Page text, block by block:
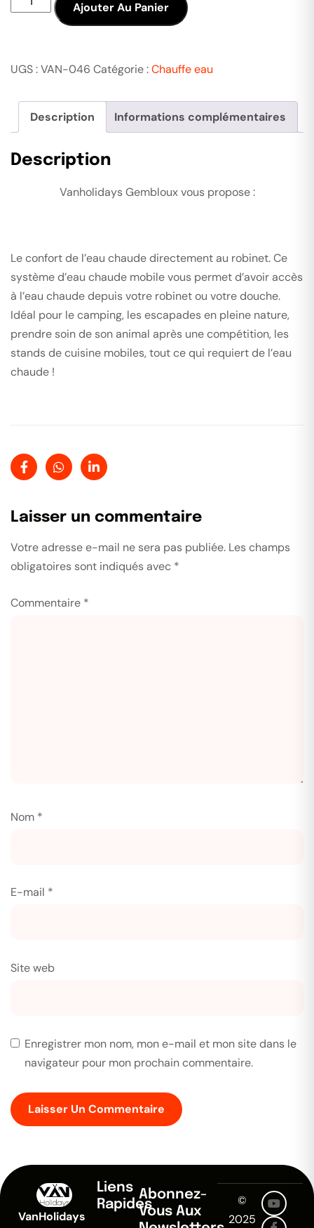
Ajouter Au Panier
UGS :VAN-046 Catégorie :Chauffe eau
Description Informations complémentaires
Description
Vanholidays Gembloux vous propose :
Le confort de l’eau chaude directement au robinet. Ce
système d’eau chaude mobile vous permet d’avoir accès
à l’eau chaude depuis votre robinet ou votre douche.
Idéal pour le camping, les escapades en pleine nature,
prendre soin de son animal après une compétition, les
stands de cuisine mobiles, tout ce qui requiert de l’eau
chaude !
Laisser un commentaire
Votre adresse e-mail ne sera pas publiée. Les champs
obligatoires sont indiqués avec *
Commentaire *
Nom *
E-mail *
Site web
Enregistrer mon nom, mon e-mail et mon site dans le
navigateur pour mon prochain commentaire.
VanHolidays
Liens
Rapides
Abonnez-
Vous Aux
©
2025